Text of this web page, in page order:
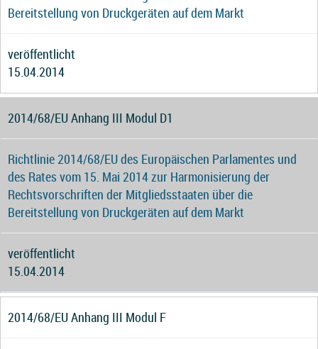
Bereitstellung von Druckgeräten auf dem Markt
veröffentlicht
15.04.2014
2014/68/EU Anhang III Modul D1
Richtlinie 2014/68/EU des Europäischen Parlamentes und
des Rates vom 15. Mai 2014 zur Harmonisierung der
Rechtsvorschriften der Mitgliedsstaaten über die
Bereitstellung von Druckgeräten auf dem Markt
veröffentlicht
15.04.2014
2014/68/EU Anhang III Modul F